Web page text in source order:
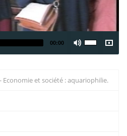
00:00
Economie et société : aquariophilie.